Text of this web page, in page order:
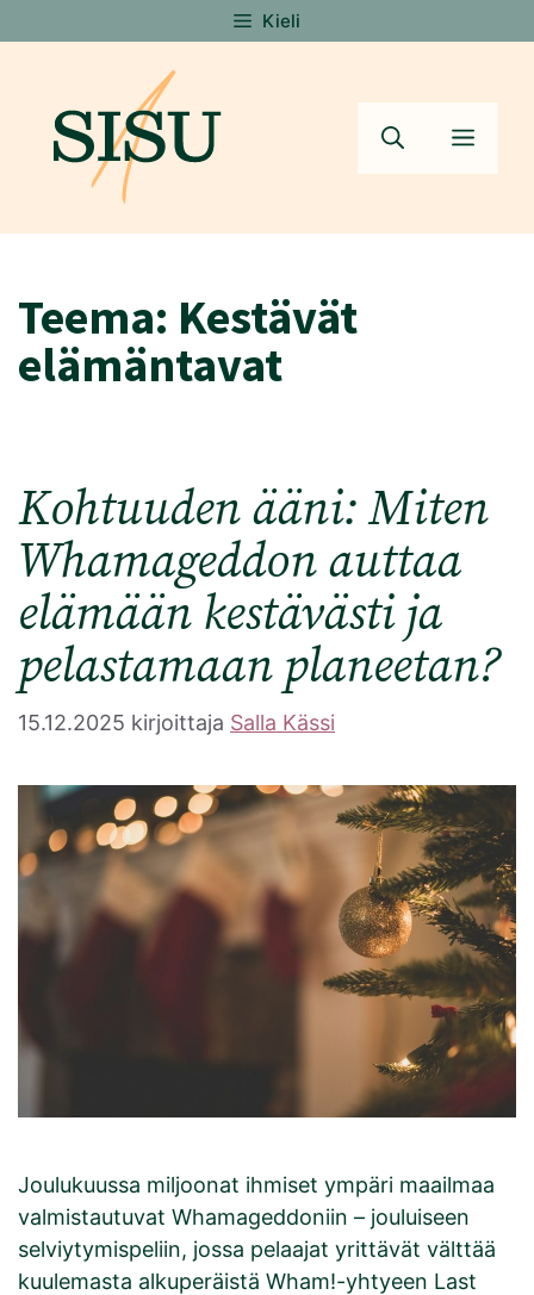
sisältöön
Kieli
Teema: Kestävät
elämäntavat
Kohtuuden ääni: Miten
Whamageddon auttaa
elämään kestävästi ja
pelastamaan planeetan?
15.12.2025 kirjoittaja Salla Kässi
Joulukuussa miljoonat ihmiset ympäri maailmaa
valmistautuvat Whamageddoniin – jouluiseen
selviytymispeliin, jossa pelaajat yrittävät välttää
kuulemasta alkuperäistä Wham!-yhtyeen Last